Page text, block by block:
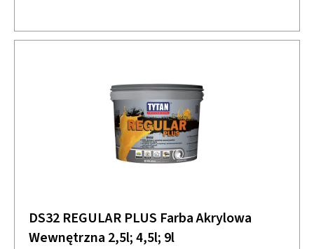
DS32 REGULAR PLUS Farba Akrylowa
Wewnętrzna 2,5l; 4,5l; 9l